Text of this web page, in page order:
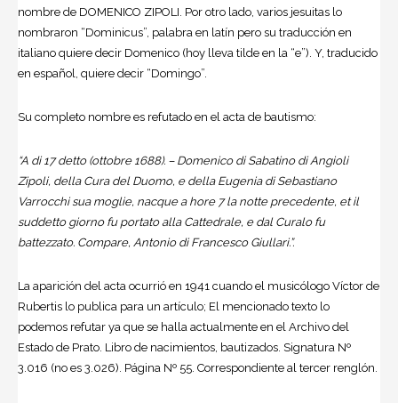
nombre de DOMENICO ZIPOLI. Por otro lado, varios jesuitas lo
nombraron “Dominicus”, palabra en latín pero su traducción en
italiano quiere decir Domenico (hoy lleva tilde en la “e”). Y, traducido
en español, quiere decir “Domingo”.
Su completo nombre es refutado en el acta de bautismo:
“A di 17 detto (ottobre 1688). – Domenico di Sabatino di Angioli
Zipoli, della Cura del Duomo, e della Eugenia di Sebastiano
Varrocchi sua moglie, nacque a hore 7 la notte precedente, et il
suddetto giorno fu portato alla Cattedrale, e dal Curalo fu
battezzato. Compare, Antonio di Francesco Giullari.”.
La aparición del acta ocurrió en 1941 cuando el musicólogo Víctor de
Rubertis lo publica para un artículo; El mencionado texto lo
podemos refutar ya que se halla actualmente en el Archivo del
Estado de Prato. Libro de nacimientos, bautizados. Signatura Nº
3.016 (no es 3.026). Página Nº 55. Correspondiente al tercer renglón.